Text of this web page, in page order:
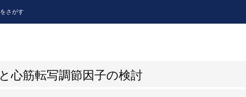
さがす
心筋転写調節因子の検討